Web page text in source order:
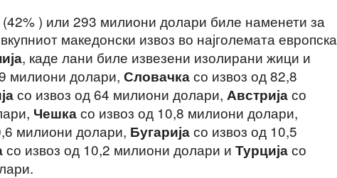
(42% ) или 293 милиони долари биле наменети за
македонски извоз во најголемата европска
, каде лани биле извезени изолирани жици и
милиони долари, Словачкасо извоз од 82,8
со извоз од 64 милиони долари, Австријасо
Чешкасо извоз од 10,8 милиони долари,
милиони долари, Бугаријасо извоз од 10,5
со извоз од 10,2 милиони долари и Турцијасо